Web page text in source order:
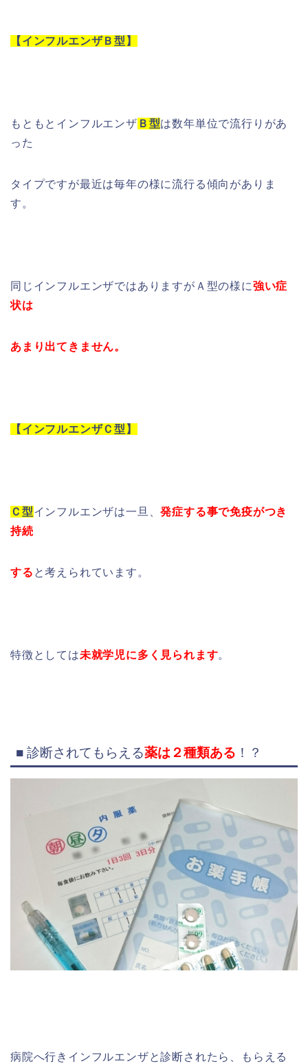
【インフルエンザＢ型】
もともとインフルエンザ Ｂ型は数年単位で流行りがあ
った
タイプですが最近は毎年の様に流行る傾向がありま
す。
同じインフルエンザではありますがＡ型の様に強い症
状は
あまり出てきません。
【インフルエンザＣ型】
Ｃ型インフルエンザは一旦、発症する事で免疫がつき
持続
する と考えられています。
特徴としては未就学児に多く見られます。
■ 診断されてもらえる薬は２種類ある ！？
病院へ行きインフルエンザと診断されたら、もらえる